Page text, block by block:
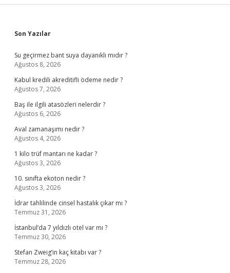
Sidebar
Son Yazılar
Su geçirmez bant suya dayanıklı mıdır ?
Ağustos 8, 2026
Kabul kredili akreditifli ödeme nedir ?
Ağustos 7, 2026
Baş ile ilgili atasözleri nelerdir ?
Ağustos 6, 2026
Aval zamanaşımı nedir ?
Ağustos 4, 2026
1 kilo trüf mantarı ne kadar ?
Ağustos 3, 2026
10. sınıfta ekoton nedir ?
Ağustos 3, 2026
İdrar tahlilinde cinsel hastalık çıkar mı ?
Temmuz 31, 2026
İstanbul’da 7 yıldızlı otel var mı ?
Temmuz 30, 2026
Stefan Zweig’in kaç kitabı var ?
Temmuz 28, 2026